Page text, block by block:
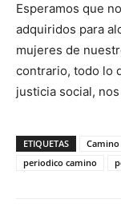
Esperamos que
adquiridos para
mujeres de
contrario, todo lo
justicia social,
ETIQUETAS Camino
periodico camino